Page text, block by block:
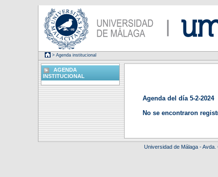
> Agenda institucional
Agenda del día 5-2-2024
No se encontraron
AGENDA
INSTITUCIONAL
Universidad de Málaga -